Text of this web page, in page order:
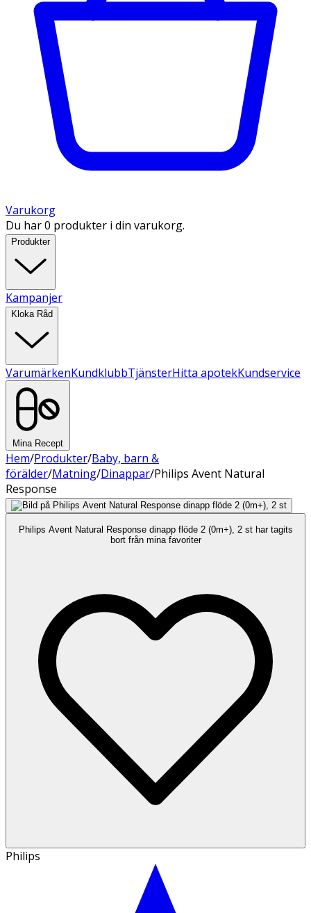
Varukorg
Du har 0 produkter i din varukorg.
Produkter
Kampanjer
Kloka Råd
VarumärkenKundklubbTjänsterHitta apotekKundservice
Mina Recept
Hem/Produkter/Baby, barn &
förälder/Matning/Dinappar/Philips Avent Natural
Response
Philips Avent Natural Response dinapp flöde 2 (0m+), 2 st har tagits
bort från mina favoriter
Philips